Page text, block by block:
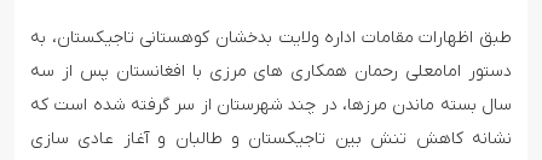
طبق اظهارات مقامات اداره ولایت بدخشان کوهستانی تاجیکستان، به
دستور امامعلی رحمان همکاری های مرزی با افغانستان پس از سه
سال بسته ماندن مرزها، در چند شهرستان از سر گرفته شده است که
نشانه کاهش تنش بین تاجیکستان و طالبان و آغاز عادی سازی